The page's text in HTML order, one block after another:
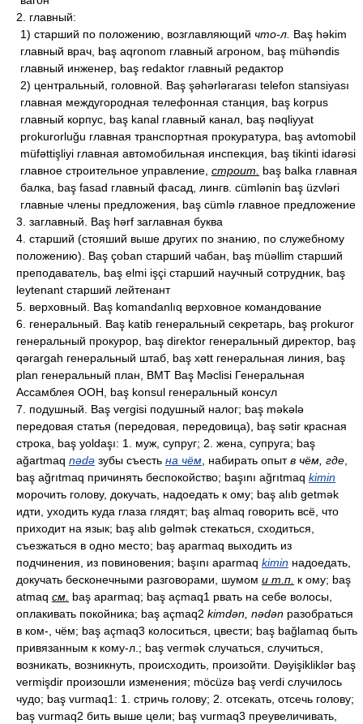
2. главный:
1) старший по положению, возглавляющий что-л. Baş həkim
главный врач, baş aqronom главный агроном, baş mühəndis
главный инженер, baş redaktor главный редактор
2) центральный, головной. Baş şəhərlərarası telefon stansiyası
главная междугородная телефонная станция, baş korpus
главный корпус, baş kanal главный канал, baş nəqliyyat
prokurorluğu главная транспортная прокуратура, baş avtomobil
müfəttişliyi главная автомобильная инспекция, baş tikinti idarəsi
главное строительное управление, строит.
baş balka главная
балка, baş fasad главный фасад, лингв. cümlənin baş üzvləri
главные члены предложения, baş cümlə главное предложение
3. заглавный. Baş hərf заглавная буква
4. старший (стояший выше других по знанию, по служебному
положению). Baş çoban старший чабан, baş müəllim старший
преподаватель, baş elmi işçi старший научный сотрудник, baş
leytenant старший лейтенант
5. верховный. Baş komandanlıq верховное командование
6. генеральный. Baş katib генеральный секретарь, baş prokuror
генеральный прокурор, baş direktor генеральный директор, baş
qərargah генеральный штаб, baş xətt генеральная линия, baş
plan генеральный план, BMT Baş Məclisi Генеральная
Ассамблея ООН, baş konsul генеральный консул
7. подушный. Baş vergisi подушный налог; baş məkələ
передовая статья (передовая, передовица), baş sətir красная
строка, baş yoldaşı: 1. муж, супруг; 2. жена, супруга; baş
ağartmaq nədə зубы съесть на чём , набирать опытв чём, где
baş ağrıtmaq причинять беспокойство; başını ağrıtmaq kimin
морочить голову, докучать, надоедать к ому; baş alıb getmək
идти, уходить куда глаза глядят; baş almaq говорить всё, что
приходит на язык; baş alıb gəlmək стекаться, сходиться,
съезжаться в одно место; baş aparmaq выходить из
подчинения, из повиновения; başını aparmaq kimin надоедать,
докучать бесконечными разговорами, шумом и т.п. к ому; baş
atmaq см. baş aparmaq; baş açmaq1 рвать на себе волосы,
оплакивать покойника; baş açmaq2 kimdən, nədən разобраться
в ком-, чём; baş açmaq3 колоситься, цвести; baş bağlamaq быть
привязанным к кому-л.; baş vermək случаться, случиться,
возникать, возникнуть, происходить, произойти. Dəyişikliklər baş
vermişdir произошли изменения; möcüzə baş verdi случилось
чудо; baş vurmaq1: 1. стричь голову; 2. отсекать, отсечь голову;
baş vurmaq2 бить выше цели; baş vurmaq3 преувеличивать,